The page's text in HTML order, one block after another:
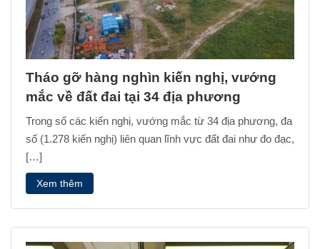
Tháo gỡ hàng nghìn kiến nghị, vướng
mắc về đất đai tại 34 địa phương
Trong số các kiến nghị, vướng mắc từ 34 địa phương, đa
số (1.278 kiến nghị) liên quan lĩnh vực đất đai như đo đạc,
[…]
Xem thêm